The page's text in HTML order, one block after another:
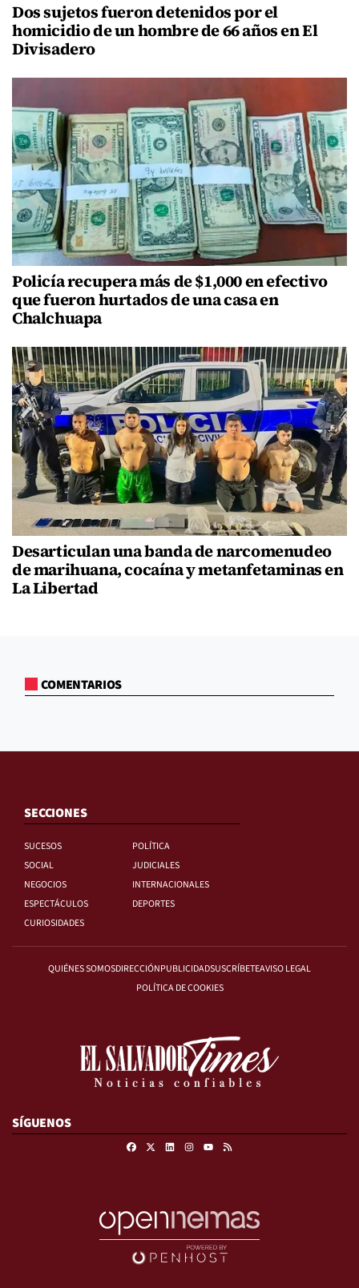
Dos sujetos fueron detenidos por el
homicidio de un hombre de 66 años en El
Divisadero
Policía recupera más de $1,000 en efectivo
que fueron hurtados de una casa en
Chalchuapa
Desarticulan una banda de narcomenudeo
de marihuana, cocaína y metanfetaminas en
La Libertad
COMENTARIOS
SECCIONES
SUCESOS
POLÍTICA
SOCIAL
JUDICIALES
NEGOCIOS
INTERNACIONALES
ESPECTÁCULOS
DEPORTES
CURIOSIDADES
QUIÉNES SOMOSDIRECCIÓNPUBLICIDADSUSCRÍBETEAVISO LEGAL
POLÍTICA DE COOKIES
SÍGUENOS
FacebookLinkedinInstagram